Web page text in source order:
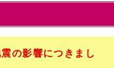
の影響につきまし